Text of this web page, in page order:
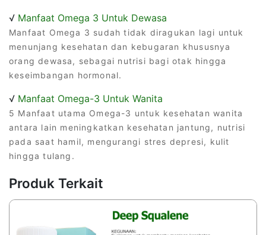
√ Manfaat Omega 3 Untuk Dewasa
Manfaat Omega 3 sudah tidak diragukan lagi untuk
menunjang kesehatan dan kebugaran khususnya
orang dewasa, sebagai nutrisi bagi otak hingga
keseimbangan hormonal.
√ Manfaat Omega-3 Untuk Wanita
5 Manfaat utama Omega-3 untuk kesehatan wanita
antara lain meningkatkan kesehatan jantung, nutrisi
pada saat hamil, mengurangi stres depresi, kulit
hingga tulang.
Produk Terkait